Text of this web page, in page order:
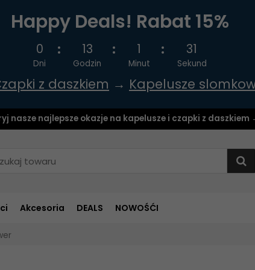
Happy Deals! Rabat 15%
0
Dni
13
Godzin
1
Minut
30
Sekund
z daszkiem → Kapelusze
nasze najlepsze okazje na kapelusze i czapki z daszkiem
Akcesoria DEALS NOWOŚĆI